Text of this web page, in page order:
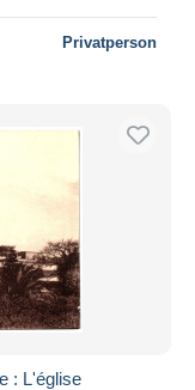
Privatperson
: L'église